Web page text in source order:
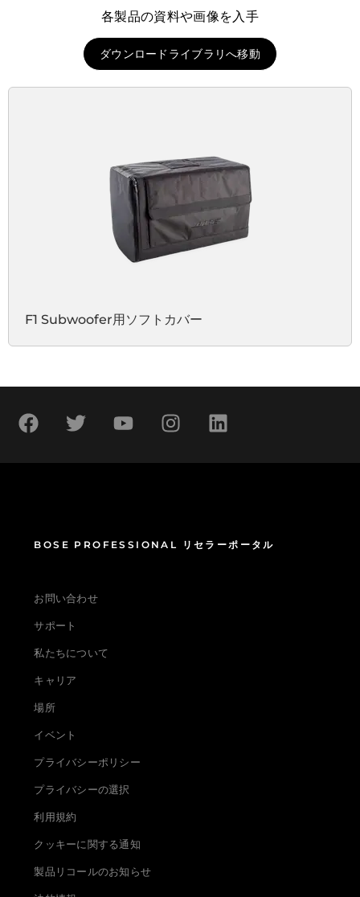
各製品の資料や画像を入手
ダウンロードライブラリへ移動
F1 Subwoofer用ソフトカバー
BOSE PROFESSIONAL リセラーポータル
お問い合わせ
サポート
私たちについて
キャリア
場所
イベント
プライバシーポリシー
プライバシーの選択
利用規約
クッキーに関する通知
製品リコールのお知らせ